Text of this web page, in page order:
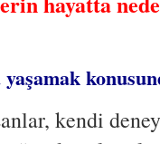
yaşamak
kendi